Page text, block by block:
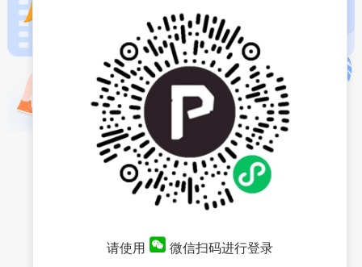
请使用 微信扫码进行登录